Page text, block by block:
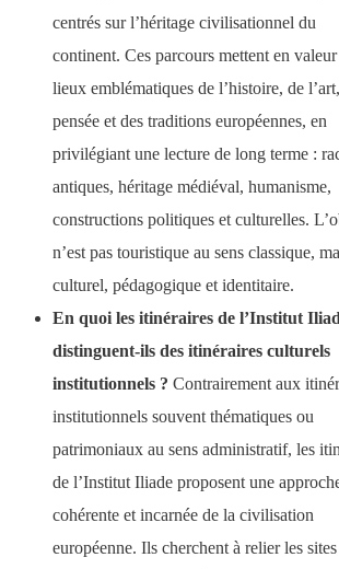
centrés sur l’héritage civilisationnel du
continent. Ces parcours mettent en valeur
lieux emblématiques de l’histoire, de
pensée et des traditions européennes, en
privilégiant une lecture de long terme :
antiques, héritage médiéval, humanisme,
constructions politiques et culturelles.
n’est pas touristique au sens classique,
culturel, pédagogique et identitaire.
En quoi les itinéraires de l’Institut
distinguent-ils des itinéraires culturels
institutionnels ? Contrairement aux
institutionnels souvent thématiques ou
patrimoniaux au sens administratif, les
de l’Institut Iliade proposent une
cohérente et incarnée de la civilisation
européenne. Ils cherchent à relier les